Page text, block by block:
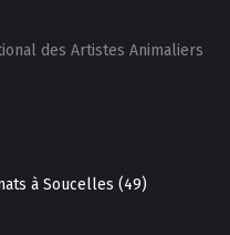
des Artistes Animaliers
à Soucelles (49)